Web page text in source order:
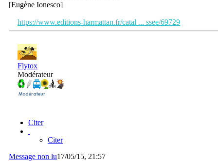
[Eugène Ionesco]
https://www.editions-harmattan.fr/catal ... ssee/69729
Flytox
Modérateur
Citer
Citer
Message non lu17/05/15, 21:57